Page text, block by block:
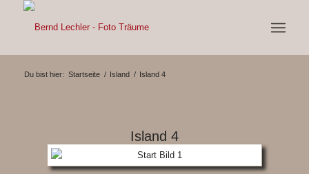
Du bist hier: Startseite / Island / Island 4
Island 4